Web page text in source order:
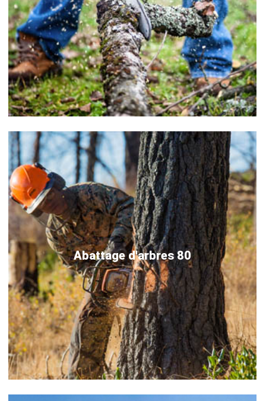
Abattage d'arbres 80